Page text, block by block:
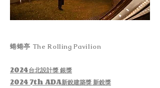
蜷蜷亭 The Rolling Pavilion
2024台北設計獎 銀獎
​2024 7th ADA新銳建築獎 新銳獎